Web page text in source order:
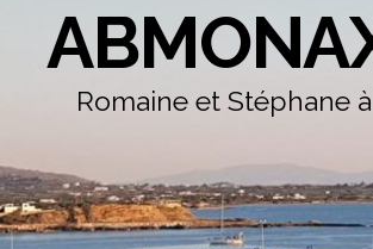
Romaine et Stéphane